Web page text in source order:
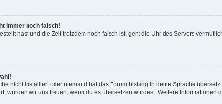
immer noch falsch!
hast und die Zeit trotzdem noch falsch ist, geht die Uhr des Servers
nicht installiert oder niemand hat das Forum bislang in deine Sprache
würden wir uns freuen, wenn du es übersetzen würdest. Weitere Informationen